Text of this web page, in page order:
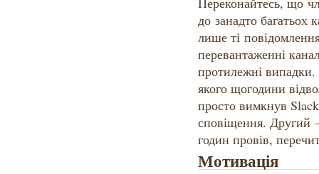
до занадто багатьох
лише ті
перевантаженні
протилежні
якого щогодини
просто вимкнув
сповіщення. Другий
годин провів,
Мотивація